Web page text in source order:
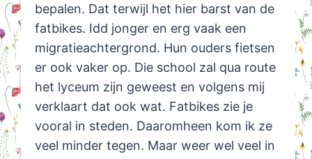
bepalen. Dat terwijl het hier barst van de
fatbikes. Idd jonger en erg vaak een
migratieachtergrond. Hun ouders fietsen
er ook vaker op. Die school zal qua route
het lyceum zijn geweest en volgens mij
verklaart dat ook wat. Fatbikes zie je
vooral in steden. Daaromheen kom ik ze
veel minder tegen. Maar weer wel veel in